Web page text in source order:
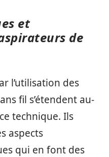
et
de
l’utilisation des
fil s’étendent au-
technique. Ils
aspects
qui en font des